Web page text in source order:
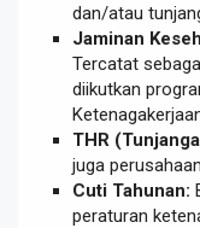
dan/atau
Jaminan
Tercatat
diikutkan
THR
juga
Cuti Tahunan:
peraturan